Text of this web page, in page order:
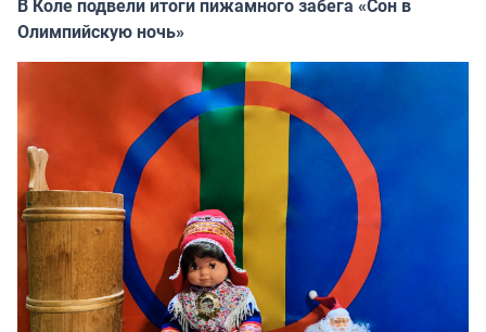
В Коле подвели итоги пижамного забега «Сон в
Олимпийскую ночь»